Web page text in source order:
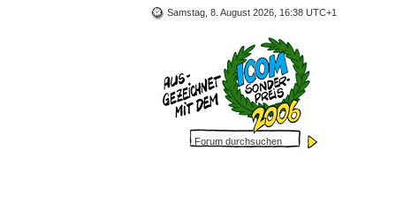
Samstag, 8. August 2026, 16:38 UTC+1